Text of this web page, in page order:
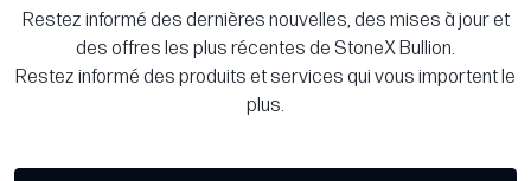
Restez informé des dernières nouvelles, des mises à jour et
des offres les plus récentes de StoneX Bullion.
Restez informé des produits et services qui vous importent le
plus.